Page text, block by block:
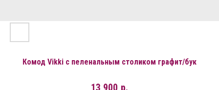
Комод Vikki с пеленальным столиком графит/бук